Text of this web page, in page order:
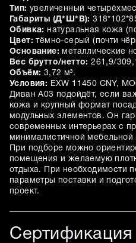
Тип: увеличенный
Габариты (Д*Ш*В):
Обивка:
натуральная кожа
Цвет: тёмно-серый (почти
Основание: металлические
Вес брутто/нетто: 261,9/
Объём: 3,72 м³.
Условия: EXW 11450 CNY,
Диван A03 подойдёт, если
кожа и крупный формат
модульных элементов. Он
современных интерьерах с
минималистичной мебельной
При подборе можно
помещения и желаемую
отдыха. При необходимости
параметры поставки и
проект.
Сертификация